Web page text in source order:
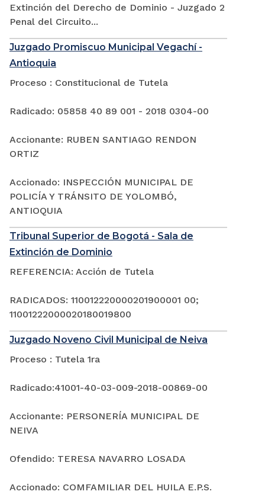
Extinción del Derecho de Dominio - Juzgado 2
Penal del Circuito...
Juzgado Promiscuo Municipal Vegachí -
Antioquia
Proceso : Constitucional de Tutela
Radicado: 05858 40 89 001 - 2018 0304-00
Accionante: RUBEN SANTIAGO RENDON
ORTIZ
Accionado: INSPECCIÓN MUNICIPAL DE
POLICÍA Y TRÁNSITO DE YOLOMBÓ,
ANTIOQUIA
Tribunal Superior de Bogotá - Sala de
Extinción de Dominio
REFERENCIA: Acción de Tutela
RADICADOS: 110012220000201900001 00;
11001222000020180019800
Juzgado Noveno Civil Municipal de Neiva
Proceso : Tutela 1ra
Radicado:41001-40-03-009-2018-00869-00
Accionante: PERSONERÍA MUNICIPAL DE
NEIVA
Ofendido: TERESA NAVARRO LOSADA
Accionado: COMFAMILIAR DEL HUILA E.P.S.